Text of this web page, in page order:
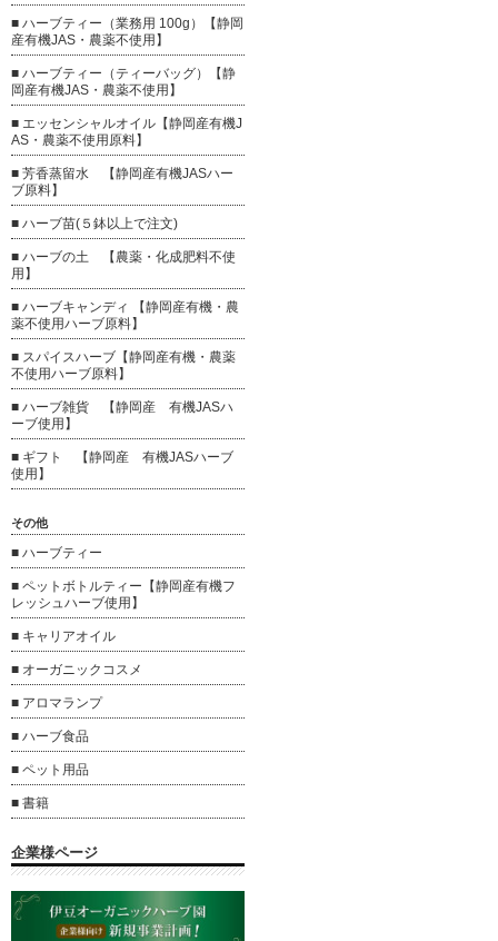
■ ハーブティー（業務用 100g）【静岡
産有機JAS・農薬不使用】
■ ハーブティー（ティーバッグ）【静
岡産有機JAS・農薬不使用】
■ エッセンシャルオイル【静岡産有機J
AS・農薬不使用原料】
■ 芳香蒸留水 【静岡産有機JASハー
ブ原料】
■ ハーブ苗(５鉢以上で注文)
■ ハーブの土 【農薬・化成肥料不使
用】
■ ハーブキャンディ 【静岡産有機・農
薬不使用ハーブ原料】
■ スパイスハーブ【静岡産有機・農薬
不使用ハーブ原料】
■ ハーブ雑貨 【静岡産 有機JASハ
ーブ使用】
■ ギフト 【静岡産 有機JASハーブ
使用】
その他
■ ハーブティー
■ ペットボトルティー【静岡産有機フ
レッシュハーブ使用】
■ キャリアオイル
■ オーガニックコスメ
■ アロマランプ
■ ハーブ食品
■ ペット用品
■ 書籍
企業様ページ